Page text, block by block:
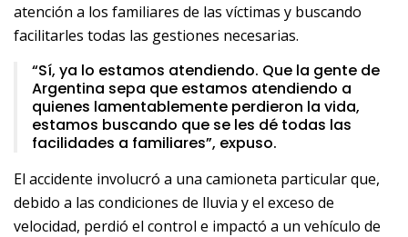
atención a los familiares de las víctimas y buscando
facilitarles todas las gestiones necesarias.
“Sí, ya lo estamos atendiendo. Que la gente de
Argentina sepa que estamos atendiendo a
quienes lamentablemente perdieron la vida,
estamos buscando que se les dé todas las
facilidades a familiares”, expuso.
El accidente involucró a una camioneta particular que,
debido a las condiciones de lluvia y el exceso de
velocidad, perdió el control e impactó a un vehículo de